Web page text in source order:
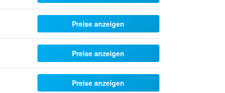
Preise anzeigen
Preise anzeigen
Preise anzeigen